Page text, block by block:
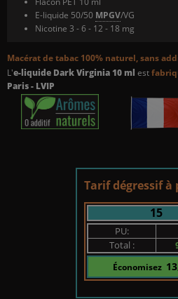
E-liquide 50/50 MPGV/VG
Nicotine 3 - 6 - 12 - 18 mg
Macérat de tabac 100% naturel,sans
L'e-liquide Dark Virginia 10 ml est
Paris - LVIP
Tarif dégressif à
15
PU:
Total :
Économisez